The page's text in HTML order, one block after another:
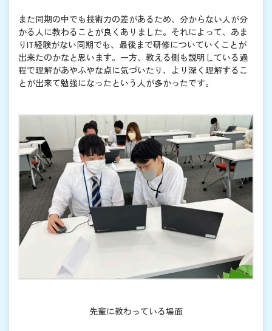
また同期の中でも技術力の差があるため、分からない人が分
かる人に教わることが良くありました。それによって、あま
りIT経験がない同期でも、最後まで研修についていくことが
出来たのかなと思います。一方、教える側も説明している過
程で理解があやふやな点に気づいたり、より深く理解するこ
とが出来て勉強になったという人が多かったです。
先輩に教わっている場面